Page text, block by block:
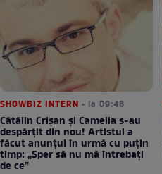
SHOWBIZ INTERN • la 09:48
Cătălin Crișan și Camelia s-au
despărțit din nou! Artistul a
făcut anunțul în urmă cu puțin
timp: „Sper să nu mă întrebați
de ce”